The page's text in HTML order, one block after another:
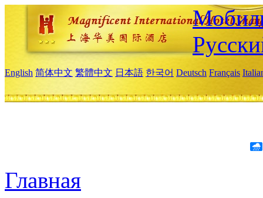
English 简体中文 繁體中文 日本語 한국어 Deutsch Français
Главная